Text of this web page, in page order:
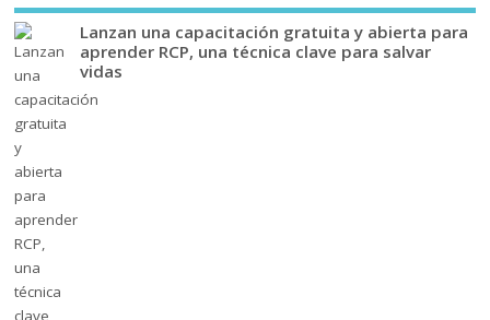
Lanzan una capacitación gratuita y abierta para
aprender RCP, una técnica clave para salvar
vidas